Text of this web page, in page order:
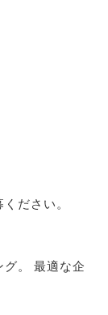
ださい。
グ。
最適な企